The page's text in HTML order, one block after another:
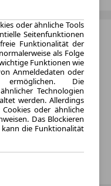
oder ähnliche Tools
Seitenfunktionen
Funktionalität der
als Folge
Funktionen wie
Anmeldedaten oder
ermöglichen. Die
Technologien
werden. Allerdings
oder ähnliche
Das Blockieren
kann die Funktionalität